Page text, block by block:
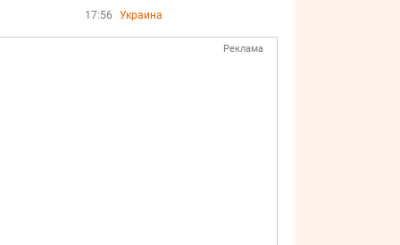
17:56 Украина
Реклама